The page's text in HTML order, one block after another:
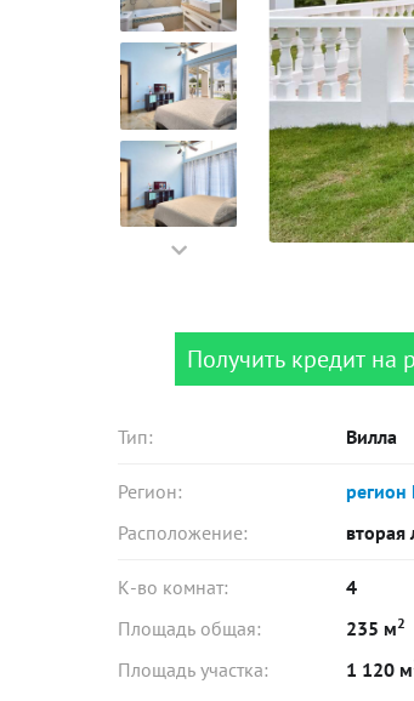
Получить кредит на
Тип: Вилла
Регион: регион
Расположение:
К-во комнат: 4
Площадь общая:
235 м2
Площадь участка: 1 120 м